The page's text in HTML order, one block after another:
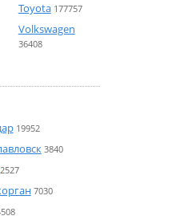
Toyota 177757
Volkswagen
36408
19952
3840
2527
7030